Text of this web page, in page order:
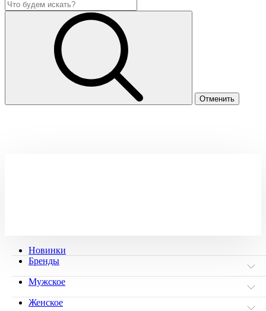
Новинки
Бренды
Мужское
Женское